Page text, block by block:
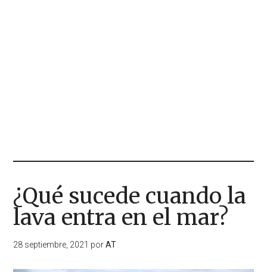
¿Qué sucede cuando la
lava entra en el mar?
28 septiembre, 2021 porAT